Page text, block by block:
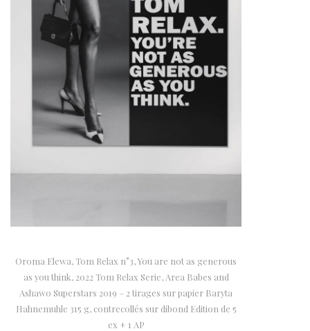
Oroma Elewa, Tom Relax n°3, You are not as generous
as you think, 2022 Tom Relax Serie, Area Babes and
Ashawo Superstars 2019 – 2 tirages sur papier Baryta
Hahnemuhle 315 g, contrecollés sur dibond Edition de 5
ex + 1 AP